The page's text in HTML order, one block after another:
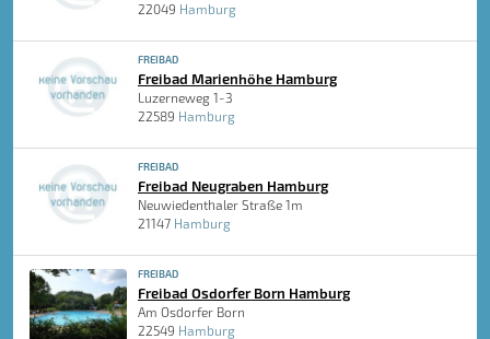
22049 Hamburg
FREIBAD
Freibad Marienhöhe Hamburg
Luzerneweg 1-3
22589 Hamburg
FREIBAD
Freibad Neugraben Hamburg
Neuwiedenthaler Straße 1m
21147 Hamburg
FREIBAD
Freibad Osdorfer Born Hamburg
Am Osdorfer Born
22549 Hamburg